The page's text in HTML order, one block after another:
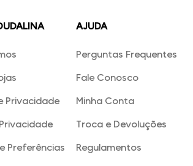
Privacidade
Preferências
AJUDA
Perguntas Frequentes
Fale Conosco
Minha Conta
Troca e Devoluções
Regulamentos